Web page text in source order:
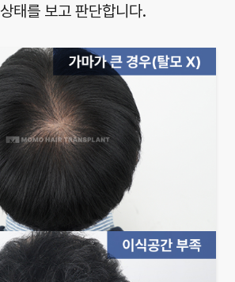
태를 보고 판단합니다.